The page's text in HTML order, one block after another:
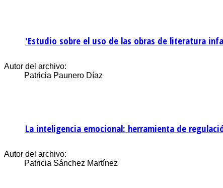
'Estudio sobre el uso de las obras de literatura
Autor del archivo:
Patricia Paunero Díaz
La inteligencia emocional: herramienta de
Autor del archivo:
Patricia Sánchez Martínez